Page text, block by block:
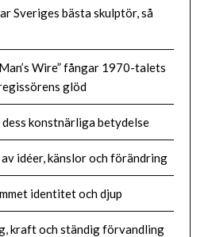
Sveriges bästa skulptör, så
Wire” fångar 1970-talets
glöd
konstnärliga betydelse
idéer, känslor och förändring
identitet och djup
kraft och ständig förvandling